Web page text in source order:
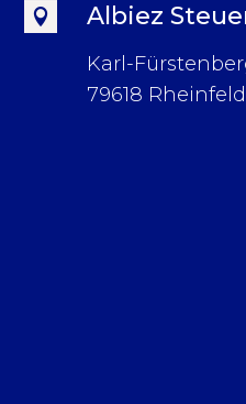
 Albiez
Karl-
79618